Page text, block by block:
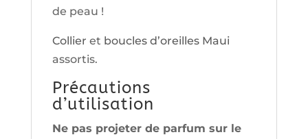
de peau !
Collier et boucles d’oreilles Maui
assortis.
Précautions
d’utilisation
Ne pas projeter de parfum sur le